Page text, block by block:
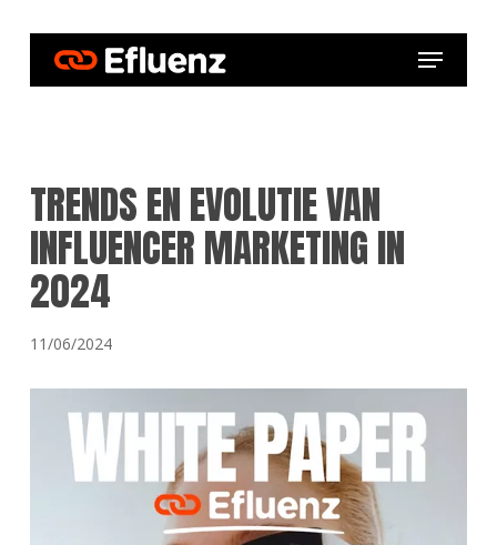
Menu
TRENDS EN EVOLUTIE VAN
INFLUENCER MARKETING IN
2024
11/06/2024